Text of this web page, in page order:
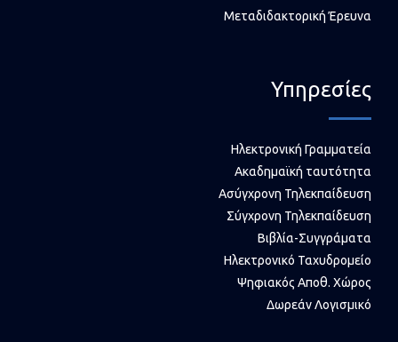
Μεταδιδακτορική Έρευνα
Υπηρεσίες
Ηλεκτρονική Γραμματεία
Ακαδημαϊκή ταυτότητα
Ασύγχρονη Τηλεκπαίδευση
Σύγχρονη Τηλεκπαίδευση
Βιβλία-Συγγράματα
Ηλεκτρονικό Ταχυδρομείο
Ψηφιακός Αποθ. Χώρος
Δωρεάν Λογισμικό